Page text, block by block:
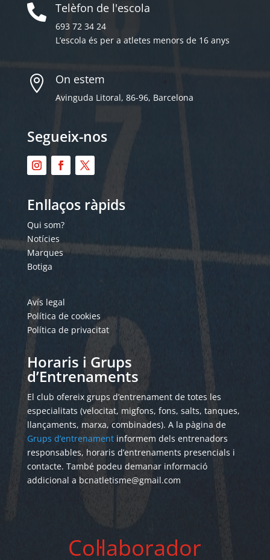
 Telèfon de l'escola
693 72 34 24
L’escola és per a atletes menors de 16 anys
 On estem
Avinguda Litoral, 86-96, Barcelona
Segueix-nos
Enllaços ràpids
Qui som?
Notícies
Marques
Botiga
Avís legal
Política de cookies
Política de privacitat
Horaris i Grups
d’Entrenaments
El club ofereix grups d’entrenament de totes les
especialitats (velocitat, migfons, fons, salts, tanques,
llançaments, marxa, combinades). A la pàgina de
Grups d’entrenamentinformem dels entrenadors
responsables, horaris d’entrenaments presencials i
contacte. També podeu demanar informació
addicional a bcnatletisme@gmail.com
Col·laborador